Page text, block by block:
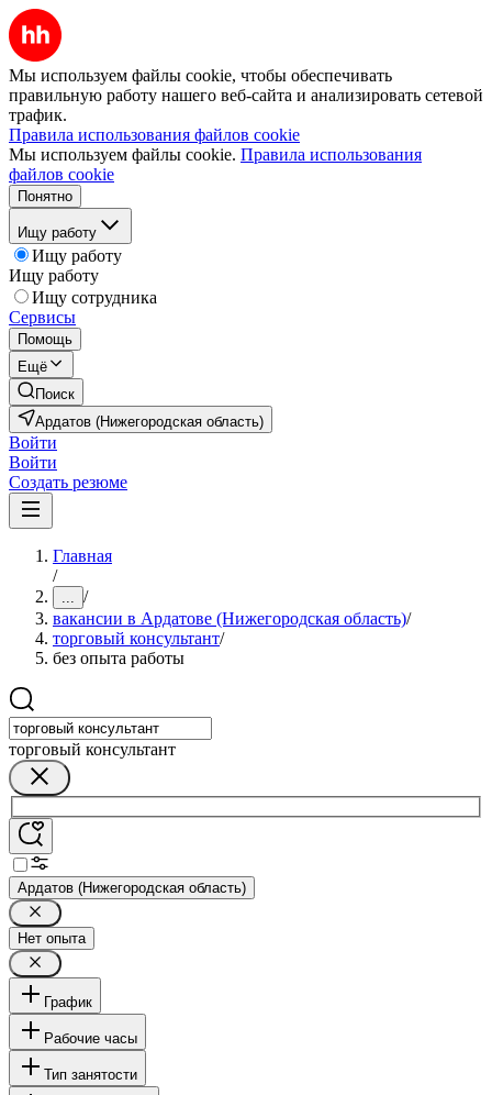
Мы используем файлы cookie, чтобы обеспечивать
правильную работу нашего веб-сайта и анализировать сетевой
трафик.
Правила использования файлов cookie
Мы используем файлы cookie. Правила использования
файлов cookie
Понятно
Ищу работу
Ищу работу
Ищу работу
Ищу сотрудника
Сервисы
Помощь
Ещё
Поиск
Ардатов (Нижегородская область)
Войти
Войти
Создать резюме
Главная
/
... /
вакансии в Ардатове (Нижегородская область)/
торговый консультант/
без опыта работы
торговый консультант
Ардатов (Нижегородская область)
Нет опыта
График
Рабочие часы
Тип занятости